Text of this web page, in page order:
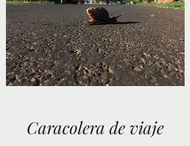
Caracolera de viaje